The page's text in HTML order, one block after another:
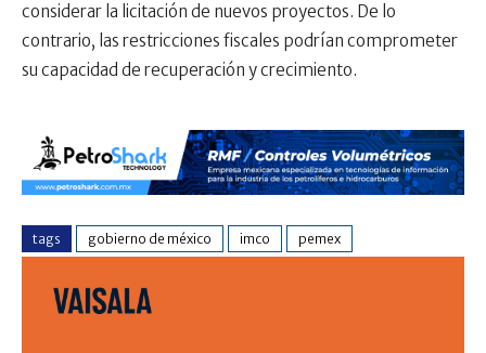
considerar la licitación de nuevos proyectos. De lo
contrario, las restricciones fiscales podrían comprometer
su capacidad de recuperación y crecimiento.
tags gobierno de méxico imco pemex